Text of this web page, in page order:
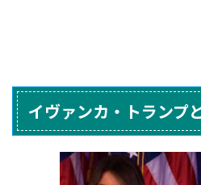
イヴァンカ・トランプ